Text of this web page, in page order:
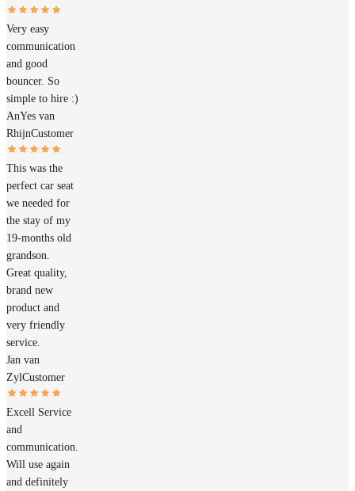
Very easy
communication
and good
bouncer. So
simple to hire :)
AnYes van
RhijnCustomer
This was the
perfect car seat
we needed for
the stay of my
19-months old
grandson.
Great quality,
brand new
product and
very friendly
service.
Jan van
ZylCustomer
Excell Service
and
communication.
Will use again
and definitely